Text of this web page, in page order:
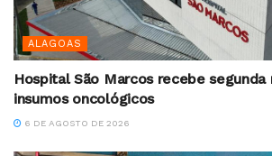
ALAGOAS
Hospital São Marcos recebe segunda
insumos oncológicos
6 DE AGOSTO DE 2026